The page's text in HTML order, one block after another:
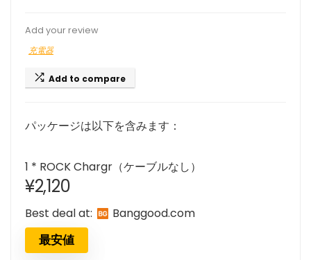
Add your review
充電器
Add to compare
パッケージは以下を含みます：
1 * ROCK Chargr（ケーブルなし）
¥2,120
Best deal at: banggood.com
最安値